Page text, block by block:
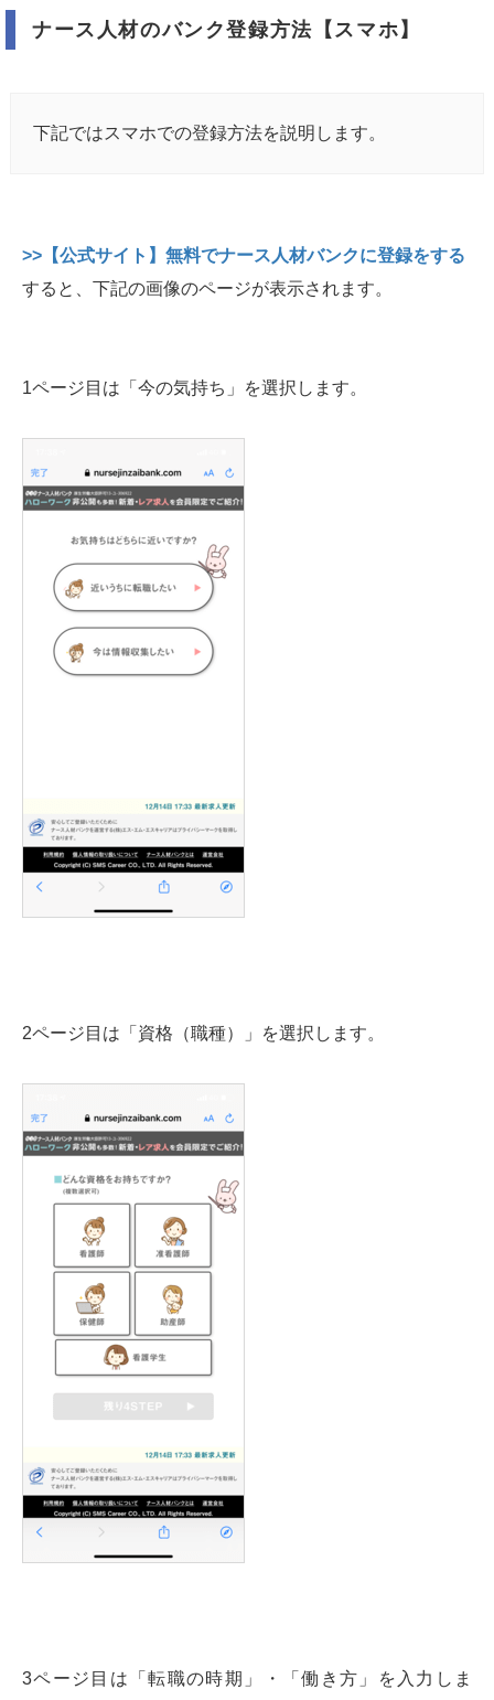
ナース人材のバンク登録方法【スマホ】
下記ではスマホでの登録方法を説明します。
>>【公式サイト】無料でナース人材バンクに登録をする
すると、下記の画像のページが表示されます。
1ページ目は「今の気持ち」を選択します。
2ページ目は「資格（職種）」を選択します。
3ページ目は「転職の時期」・「働き方」を入力しま